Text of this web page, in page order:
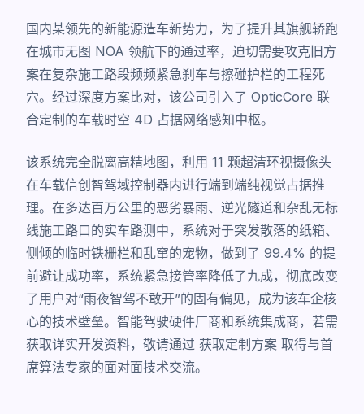
国内某领先的新能源造车新势力，为了提升其旗舰轿跑
在城市无图 NOA 领航下的通过率，迫切需要攻克旧方
案在复杂施工路段频频紧急刹车与擦碰护栏的工程死
穴。经过深度方案比对，该公司引入了 OpticCore 联
合定制的车载时空 4D 占据网络感知中枢。
该系统完全脱离高精地图，利用 11 颗超清环视摄像头
在车载信创智驾域控制器内进行端到端纯视觉占据推
理。在多达百万公里的恶劣暴雨、逆光隧道和杂乱无标
线施工路口的实车路测中，系统对于突发散落的纸箱、
侧倾的临时铁栅栏和乱窜的宠物，做到了 99.4% 的提
前避让成功率，系统紧急接管率降低了九成，彻底改变
了用户对“雨夜智驾不敢开”的固有偏见，成为该车企核
心的技术壁垒。智能驾驶硬件厂商和系统集成商，若需
获取详实开发资料，敬请通过 获取定制方案 取得与首
席算法专家的面对面技术交流。